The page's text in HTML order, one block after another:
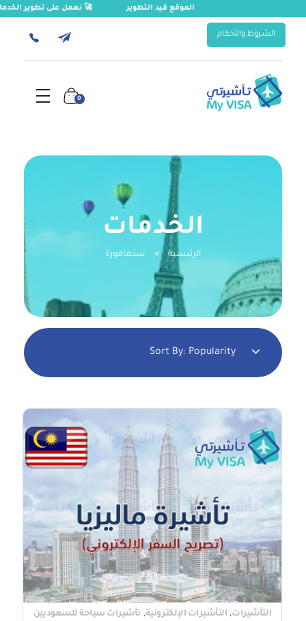
الموقع قيد التطوير 🚀 نعمل على تطوير
الشروط والأحكام
0
الرئيسية » سنغافورة
الخدمات
Sort By: Popularity
التأشيرات, التأشيرات الإلكترونية, تأشيرات سياحة للسعوديين